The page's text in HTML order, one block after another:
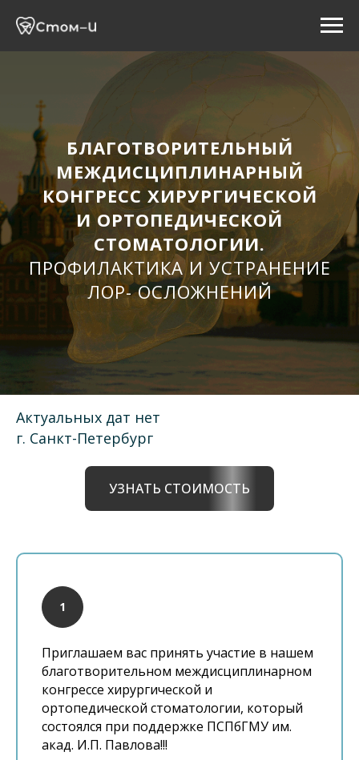
БЛАГОТВОРИТЕЛЬНЫЙ
МЕЖДИСЦИПЛИНАРНЫЙ
КОНГРЕСС ХИРУРГИЧЕСКОЙ
И ОРТОПЕДИЧЕСКОЙ
СТОМАТОЛОГИИ.
ПРОФИЛАКТИКА И УСТРАНЕНИЕ
ЛОР- ОСЛОЖНЕНИЙ
Актуальных дат нет
г. Санкт-Петербург
УЗНАТЬ СТОИМОСТЬ
Приглашаем вас принять участие в нашем
благотворительном междисциплинарном
конгрессе хирургической и
ортопедической стоматологии, который
состоялся при поддержке ПСПбГМУ им.
акад. И.П. Павлова!!!